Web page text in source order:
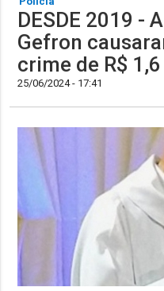
DESDE 2019 -
Gefron
crime de R$
25/06/2024 - 17:41